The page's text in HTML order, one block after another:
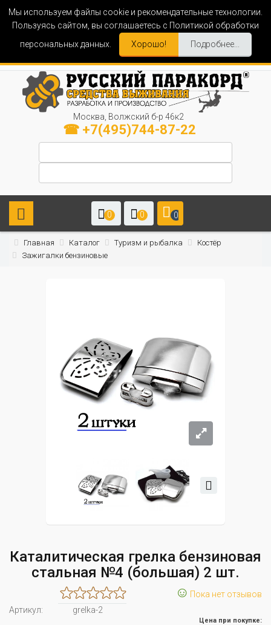
Мы используем файлы cookie и рекомендательные технологии.
Пользуясь сайтом, вы соглашаетесь с Политикой обработки
персональных данных.
Хорошо! Подробнее...
Москва, Волжский б-р 46к2
☎ +7(495)744-87-22
0 0 0
Главная Каталог Туризм и рыбалка
Костёр
Зажигалки бензиновые
Каталитическая грелка бензиновая
стальная №4 (большая) 2 шт.
☺ Пока нет отзывов
Артикул:
grelka-2
Цена при покупке: